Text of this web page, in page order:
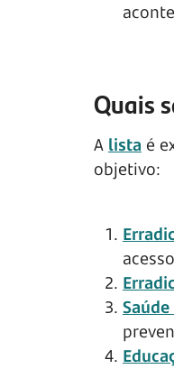
Quais
A lista é
objetivo: